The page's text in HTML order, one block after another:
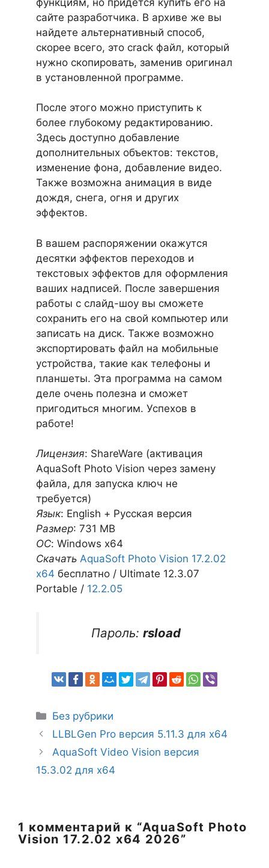
сайте разработчика. В архиве же вы
найдете альтернативный способ,
скорее всего, это crack файл, который
нужно скопировать, заменив оригинал
в установленной программе.
После этого можно приступить к
более глубокому редактированию.
Здесь доступно добавление
дополнительных объектов: текстов,
изменение фона, добавление видео.
Также возможна анимация в виде
дождя, снега, огня и других
эффектов.
В вашем распоряжении окажутся
десятки эффектов переходов и
текстовых эффектов для оформления
ваших надписей. После завершения
работы с слайд-шоу вы сможете
сохранить его на свой компьютер или
записать на диск. Также возможно
экспортировать файл на мобильные
устройства, такие как телефоны и
планшеты. Эта программа на самом
деле очень полезна и сможет
пригодиться многим. Успехов в
работе!
Лицензия: ShareWare (активация
AquaSoft Photo Vision через замену
файла, для запуска ключ не
требуется)
Язык: English + Русская версия
Размер: 731 MB
ОС: Windows x64
Скачать AquaSoft Photo Vision 17.2.02
x64 бесплатно / Ultimate 12.3.07
Portable / 12.2.05
Пароль: rsload
Рубрики
Без рубрики
LLBLGen Pro версия 5.11.3 для x64
AquaSoft Video Vision версия
15.3.02 для x64
1 комментарий к “AquaSoft Photo
Vision 17.2.02 x64 2026”